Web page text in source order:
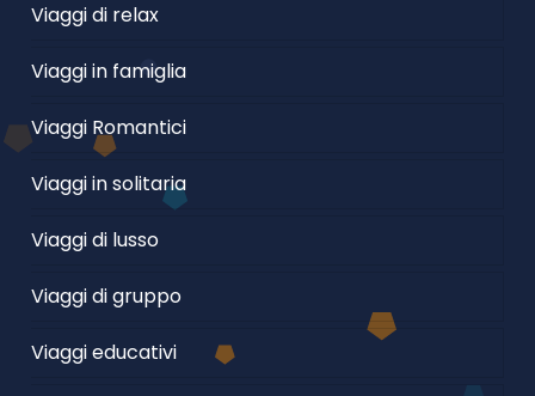
Viaggi di relax
Viaggi in famiglia
Viaggi Romantici
Viaggi in solitaria
Viaggi di lusso
Viaggi di gruppo
Viaggi educativi